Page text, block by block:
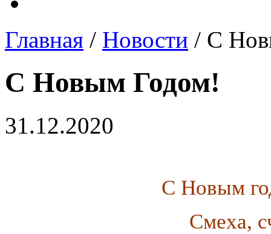
Главная / Новости / С
С Новым Годом!
31.12.2020
С Новым
Смеха,